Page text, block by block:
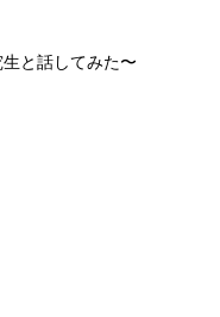
と話してみた〜